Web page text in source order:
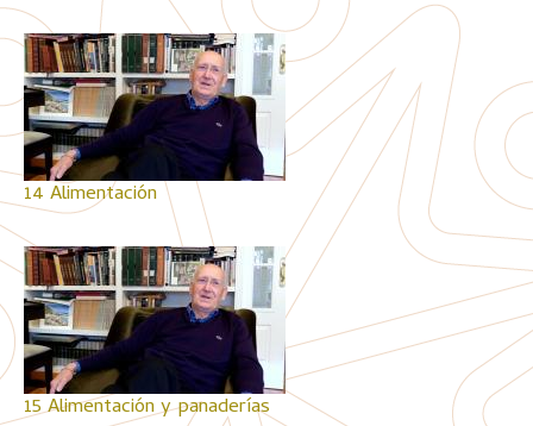
14 Alimentación
15 Alimentación y panaderías